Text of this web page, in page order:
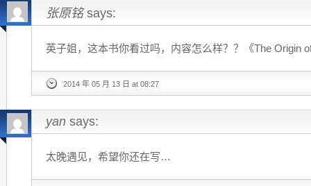
张原铭 says:
英子姐，这本书你看过吗，内容怎么样？？《The Origin
2014 年 05 月 13 日 at 08:27
yan says:
太晚遇见，希望你还在写…